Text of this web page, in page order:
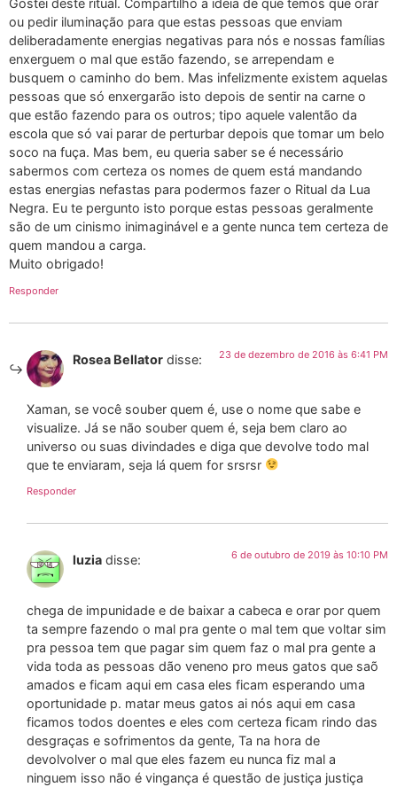
Gostei deste ritual. Compartilho a ideia de que temos que orar
ou pedir iluminação para que estas pessoas que enviam
deliberadamente energias negativas para nós e nossas famílias
enxerguem o mal que estão fazendo, se arrependam e
busquem o caminho do bem. Mas infelizmente existem aquelas
pessoas que só enxergarão isto depois de sentir na carne o
que estão fazendo para os outros; tipo aquele valentão da
escola que só vai parar de perturbar depois que tomar um belo
soco na fuça. Mas bem, eu queria saber se é necessário
sabermos com certeza os nomes de quem está mandando
estas energias nefastas para podermos fazer o Ritual da Lua
Negra. Eu te pergunto isto porque estas pessoas geralmente
são de um cinismo inimaginável e a gente nunca tem certeza de
quem mandou a carga.
Muito obrigado!
Responder
Rosea Bellator disse: 23 de dezembro de 2016 às 6:41 PM
Xaman, se você souber quem é, use o nome que sabe e
visualize. Já se não souber quem é, seja bem claro ao
universo ou suas divindades e diga que devolve todo mal
que te enviaram, seja lá quem for srsrsr
Responder
luzia disse: 6 de outubro de 2019 às 10:10 PM
chega de impunidade e de baixar a cabeca e orar por quem
ta sempre fazendo o mal pra gente o mal tem que voltar sim
pra pessoa tem que pagar sim quem faz o mal pra gente a
vida toda as pessoas dão veneno pro meus gatos que saõ
amados e ficam aqui em casa eles ficam esperando uma
oportunidade p. matar meus gatos ai nós aqui em casa
ficamos todos doentes e eles com certeza ficam rindo das
desgraças e sofrimentos da gente, Ta na hora de
devolvolver o mal que eles fazem eu nunca fiz mal a
ninguem isso não é vingança é questão de justiça justiça